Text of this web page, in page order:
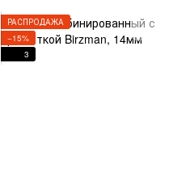
РАСПРОДАЖА
−15%
3